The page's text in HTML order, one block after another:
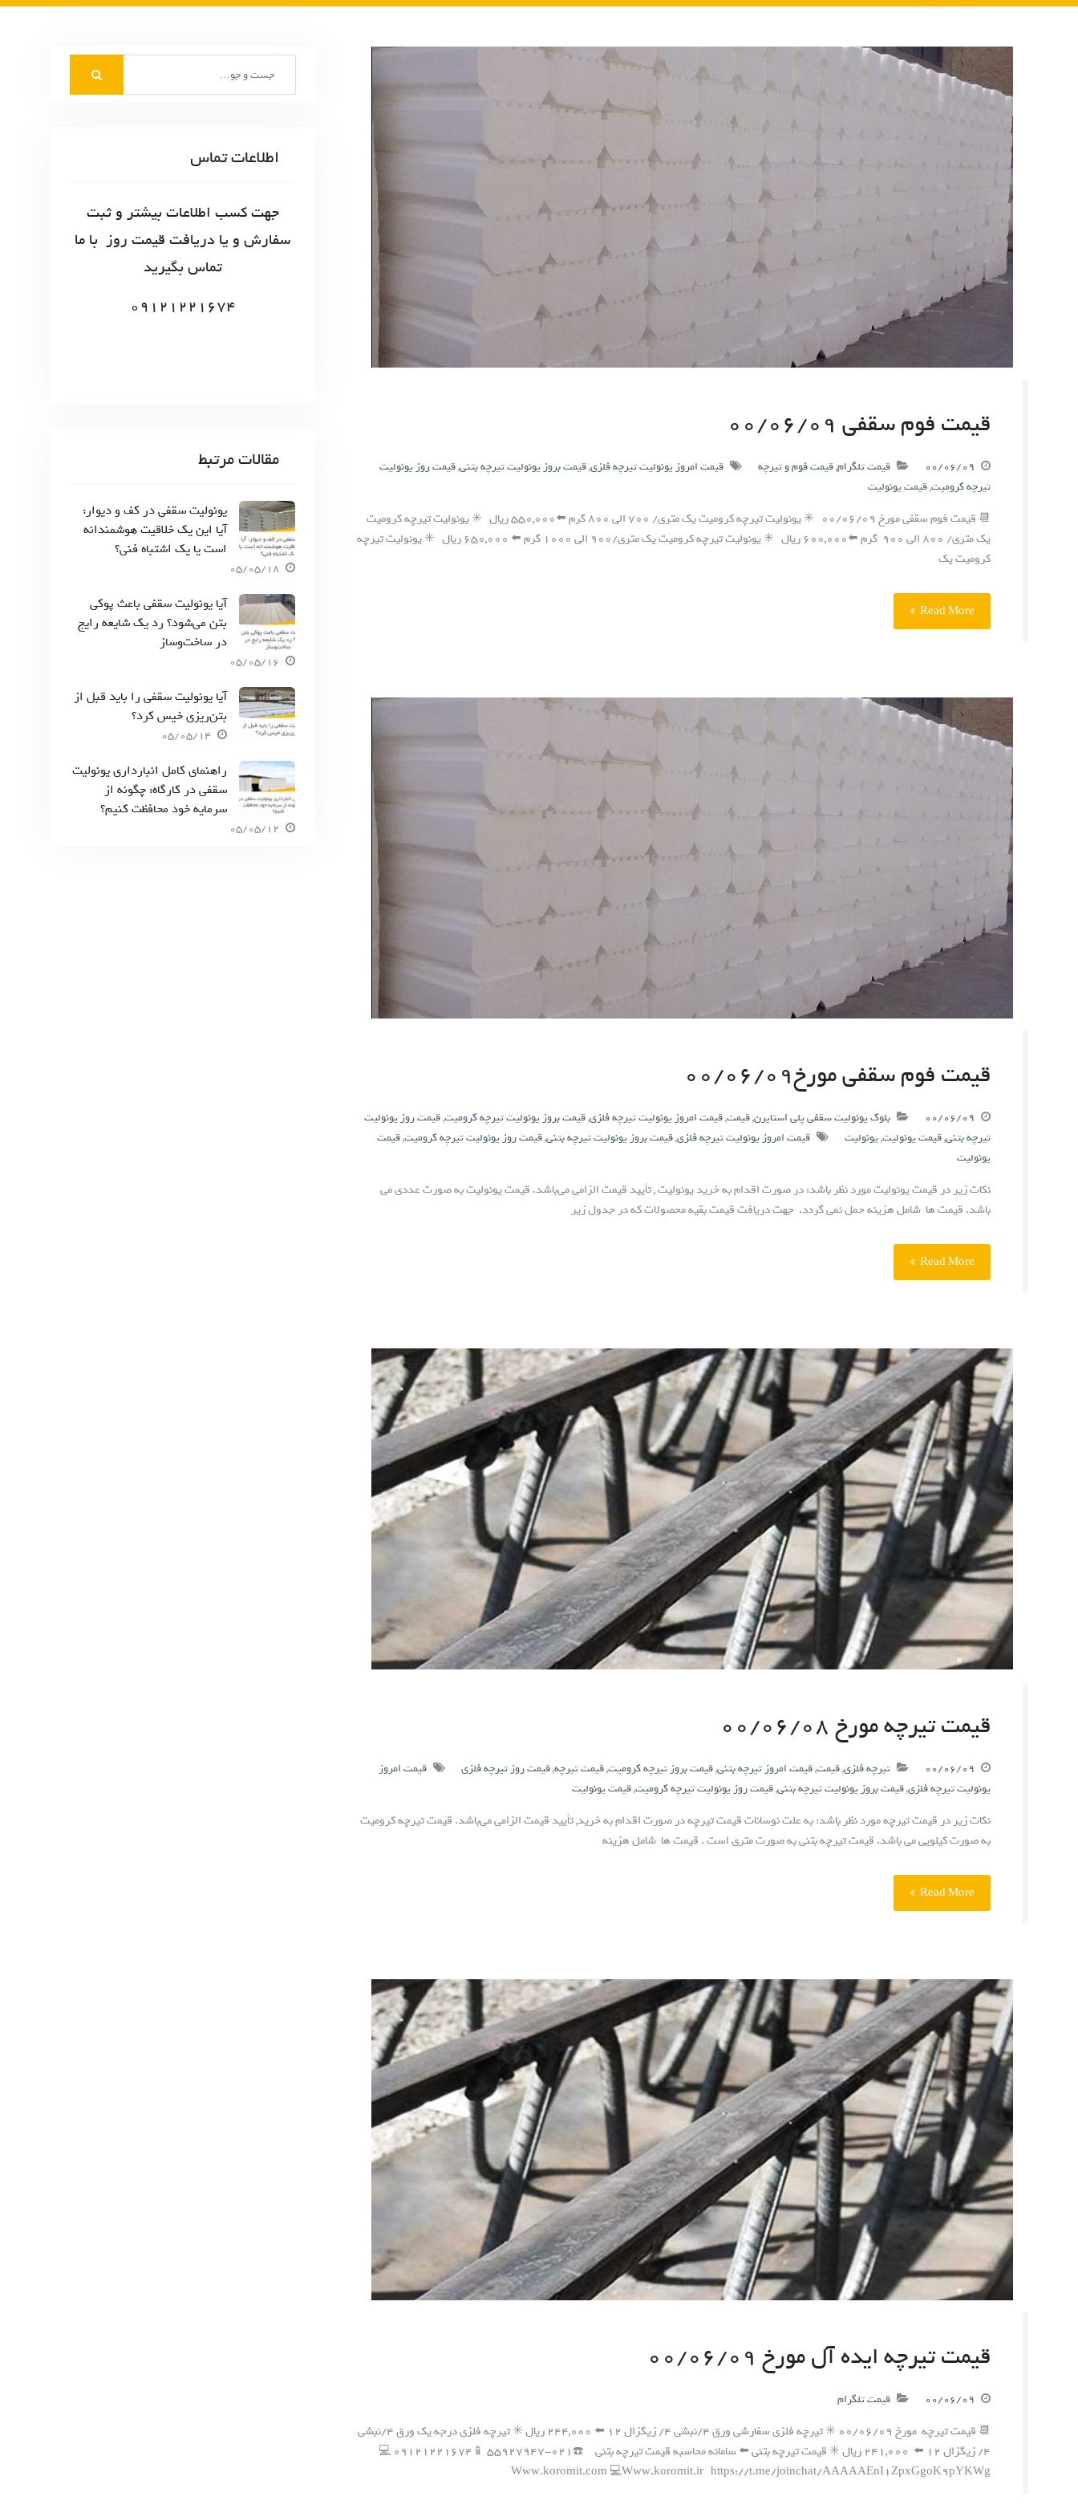
قیمت فوم سقفی ۰۰/۰۶/۰۹
۰۰/۰۶/۰۹ قیمت تلگرام,قیمت فوم و تیرچه قیمت امروز یونولیت تیرچه فلزی,قیمت بروز یونولیت تیرچه بتنی,قیمت روز یونولیت
تیرچه کرومیت,قیمت یونولیت
📆 قیمت فوم سقفی مورخ ۰۰/۰۶/۰۹ ✳️ یونولیت تیرچه کرومیت یک متری/ ۷۰۰ الی ۸۰۰ گرم ⬅️۵۵۰,۰۰۰ ریال ✳️ یونولیت تیرچه کرومیت
یک متری/ ۸۰۰ الی ۹۰۰ گرم ⬅️۶۰۰,۰۰۰ ریال ✳️ یونولیت تیرچه کرومیت یک متری/۹۰۰ الی ۱۰۰۰ گرم ⬅️ ۶۵۰,۰۰۰ ریال ✳️ یونولیت تیرچه
کرومیت یک
Read More
قیمت فوم سقفی مورخ۰۰/۰۶/۰۹
۰۰/۰۶/۰۹ بلوک یونولیت سقفی پلی استایرن,قیمت,قیمت امروز یونولیت تیرچه فلزی,قیمت بروز یونولیت تیرچه کرومیت,قیمت روز یونولیت
تیرچه بتنی,قیمت یونولیت,یونولیت قیمت امروز یونولیت تیرچه فلزی,قیمت بروز یونولیت تیرچه بتنی,قیمت روز یونولیت تیرچه کرومیت,قیمت
یونولیت
نکات زیر در قیمت یونولیت مورد نظر باشد: در صورت اقدام به خرید یونولیت , تأیید قیمت الزامی می‌باشد. قیمت یونولیت به صورت عددی می
باشد. قیمت ها شامل هزینه حمل نمی گردد. جهت دریافت قیمت بقیه محصولات که در جدول زیر
Read More
قیمت تیرچه مورخ ۰۰/۰۶/۰۸
۰۰/۰۶/۰۹ تیرچه فلزی,قیمت,قیمت امروز تیرچه بتنی,قیمت بروز تیرچه کرومیت,قیمت تیرچه,قیمت روز تیرچه فلزی
قیمت امروز
یونولیت تیرچه فلزی,قیمت بروز یونولیت تیرچه بتنی,قیمت روز یونولیت تیرچه کرومیت,قیمت یونولیت
نکات زیر در قیمت تیرچه مورد نظر باشد: به علت نوسانات قیمت تیرچه در صورت اقدام به خرید, تأیید قیمت الزامی می‌باشد. قیمت تیرچه کرومیت
به صورت کیلویی می باشد. قیمت تیرچه بتنی به صورت متری است . قیمت ها شامل هزینه
Read More
قیمت تیرچه ایده آل مورخ ۰۰/۰۶/۰۹
۰۰/۰۶/۰۹ قیمت تلگرام
📆 قیمت تیرچه مورخ ۰۰/۰۶/۰۹ ✳️ تیرچه فلزی سفارشی ورق ۴/نبشی ۴/ زیگزال ۱۲ ⬅️ ۲۴۴,۰۰۰ ریال ✳️ تیرچه فلزی درجه یک ورق ۴/نبشی
۴/ زیگزال ۱۲ ⬅️ ۲۴۱,۰۰۰ ریال ✳️ قیمت تیرچه بتنی ⬅️ سامانه محاسبه قیمت تیرچه بتنی ☎️۰۲۱-۵۵۹۲۷۹۴۷ 📱۰۹۱۲۱۲۲۱۶۷۴ 💻
Www.koromit.com 💻Www.koromit.ir https://t.me/joinchat/AAAAAEnI1ZpxGgoK9pYKWg
اطلاعات تماس
جهت کسب اطلاعات بیشتر و ثبت
سفارش و یا دریافت قیمت روز با ما
تماس بگیرید
09121221674
مقالات مرتبط
یونولیت سقفی در کف و دیوار:
آیا این یک خلاقیت هوشمندانه
است یا یک اشتباه فنی؟
05/05/18
آیا یونولیت سقفی باعث پوکی
بتن می‌شود؟ رد یک شایعه رایج
در ساخت‌وساز
05/05/16
آیا یونولیت سقفی را باید قبل از
بتن‌ریزی خیس کرد؟
05/05/14
راهنمای کامل انبارداری یونولیت
سقفی در کارگاه: چگونه از
سرمایه خود محافظت کنیم؟
05/05/12